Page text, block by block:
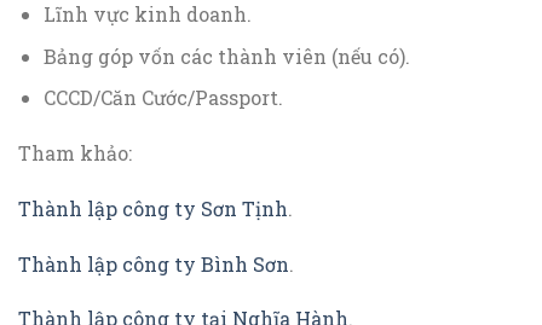
Lĩnh vực kinh doanh.
Bảng góp vốn các thành viên (nếu có).
CCCD/Căn Cước/Passport.
Tham khảo:
Thành lập công ty Sơn Tịnh.
Thành lập công ty Bình Sơn.
Thành lập công ty tại Nghĩa Hành.